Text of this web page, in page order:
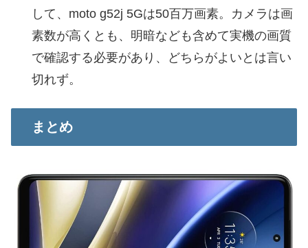
して、moto g52j 5Gは50百万画素。カメラは画
素数が高くとも、明暗なども含めて実機の画質
で確認する必要があり、どちらがよいとは言い
切れず。
まとめ